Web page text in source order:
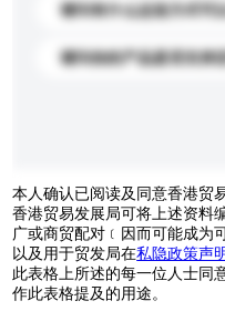
请问有什么运送方式可
请问你的产品是否支持
本人确认已阅读及同意香港贸
香港贸易发展局可将上述资料
广或商贸配对﹝因而可能成为
以及用于贸发局在私隐政策声
此表格上所述的每一位人士同
作此表格提及的用途。